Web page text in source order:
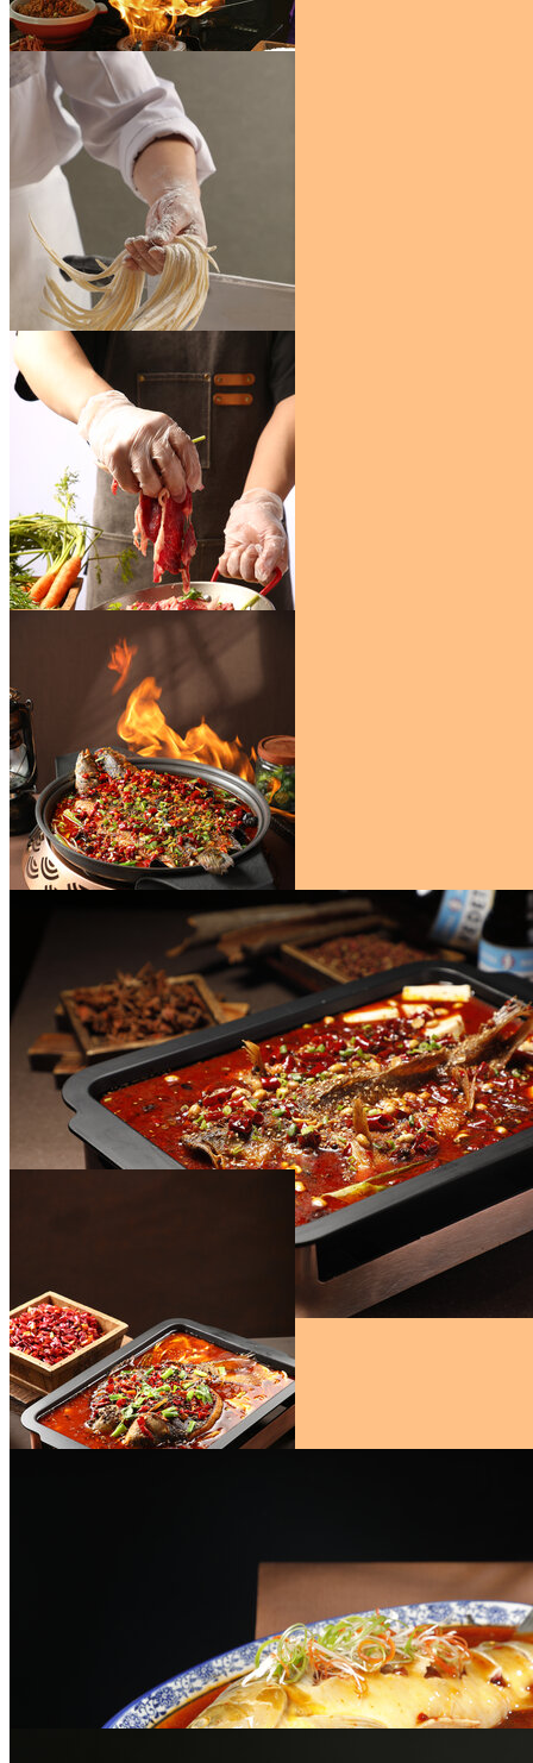
炒饭人文
￥65
拌肉人文￥65
烤鱼￥45
烤鱼￥45